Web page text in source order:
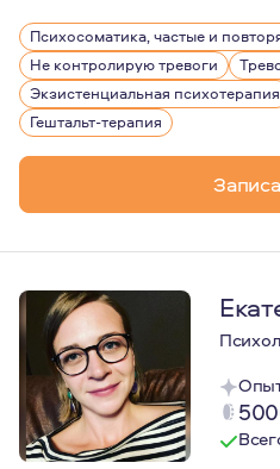
Меня зовут Роза Герман, я
Немного о себе: дважды
Психосоматика, частые и
Не контролирую тревоги
Экзистенциальная психотерапия
Гештальт-терапия